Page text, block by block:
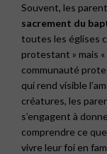
Souvent, les
sacrement du
toutes les églises
protestant » mais
communauté
qui rend visible
créatures, les
s’engagent à
comprendre ce
vivre leur foi en